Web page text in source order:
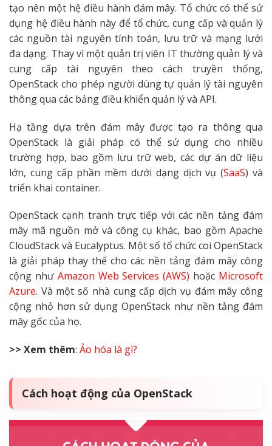
tạo nên một hệ điều hành đám mây. Tổ chức có thể sử
dụng hệ điều hành này để tổ chức, cung cấp và quản lý
các nguồn tài nguyên tính toán, lưu trữ và mạng lưới
đa dạng. Thay vì một quản trị viên IT thường quản lý và
cung cấp tài nguyên theo cách truyền thống,
OpenStack cho phép người dùng tự quản lý tài nguyên
thông qua các bảng điều khiển quản lý và API.
Hạ tầng dựa trên đám mây được tạo ra thông qua
OpenStack là giải pháp có thể sử dụng cho nhiều
trường hợp, bao gồm lưu trữ web, các dự án dữ liệu
lớn, cung cấp phần mềm dưới dạng dịch vụ (SaaS) và
triển khai container.
OpenStack cạnh tranh trực tiếp với các nền tảng đám
mây mã nguồn mở và công cụ khác, bao gồm Apache
CloudStack và Eucalyptus. Một số tổ chức coi OpenStack
là giải pháp thay thế cho các nền tảng đám mây công
cộng như Amazon Web Services (AWS) hoặc Microsoft
Azure. Và một số nhà cung cấp dịch vụ đám mây công
cộng nhỏ hơn sử dụng OpenStack như nền tảng đám
mây gốc của họ.
>> Xem thêm: Ảo hóa là gì?
Cách hoạt động của OpenStack